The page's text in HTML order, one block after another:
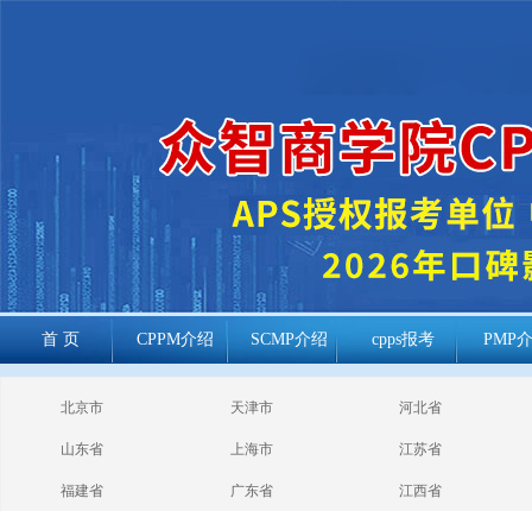
首 页 CPPM介绍 SCMP介绍 cpps报考 PMP
cppm报考常见
问题
北京市 天津市 河北省
山东省 上海市 江苏省
福建省 广东省 江西省